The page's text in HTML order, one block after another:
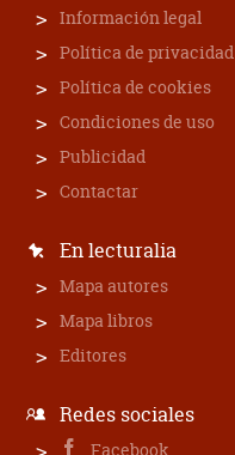
Información legal
Política de privacidad
Política de cookies
Condiciones de uso
Publicidad
Contactar
En lecturalia
Mapa autores
Mapa libros
Editores
Redes sociales
Facebook